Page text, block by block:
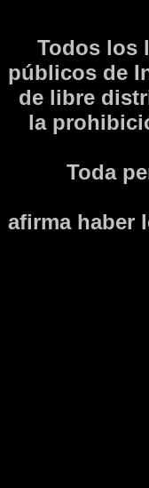
Todos los
públicos de
de libre
la
Toda
afirma haber